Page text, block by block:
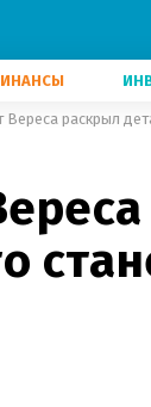
Вереса раскрыл